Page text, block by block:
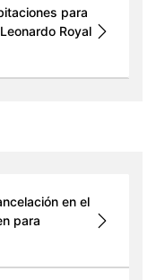
para
Royal
en el
para